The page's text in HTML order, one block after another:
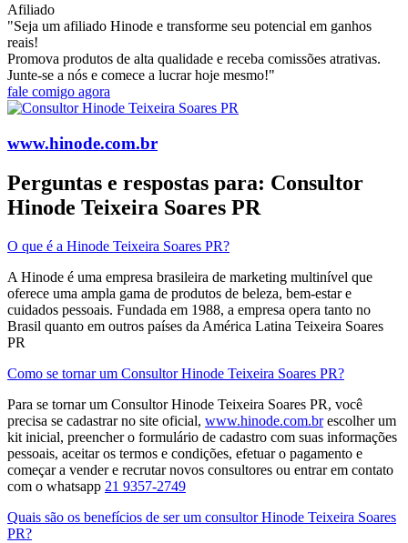
Afiliado
"Seja um afiliado Hinode e transforme seu potencial em ganhos
reais!
Promova produtos de alta qualidade e receba comissões atrativas.
Junte-se a nós e comece a lucrar hoje mesmo!"
fale comigo agora
www.hinode.com.br
Perguntas e respostas para: Consultor
Hinode Teixeira Soares PR
O que é a Hinode Teixeira Soares PR?
A Hinode é uma empresa brasileira de marketing multinível que
oferece uma ampla gama de produtos de beleza, bem-estar e
cuidados pessoais. Fundada em 1988, a empresa opera tanto no
Brasil quanto em outros países da América Latina​ Teixeira Soares
PR
Como se tornar um Consultor Hinode Teixeira Soares PR?
Para se tornar um Consultor Hinode Teixeira Soares PR, você
precisa se cadastrar no site oficial, www.hinode.com.brescolher um
kit inicial, preencher o formulário de cadastro com suas informações
pessoais, aceitar os termos e condições, efetuar o pagamento e
começar a vender e recrutar novos consultores​ ou entrar em contato
com o whatsapp 21 9357-2749
Quais são os benefícios de ser um consultor Hinode Teixeira Soares
PR?